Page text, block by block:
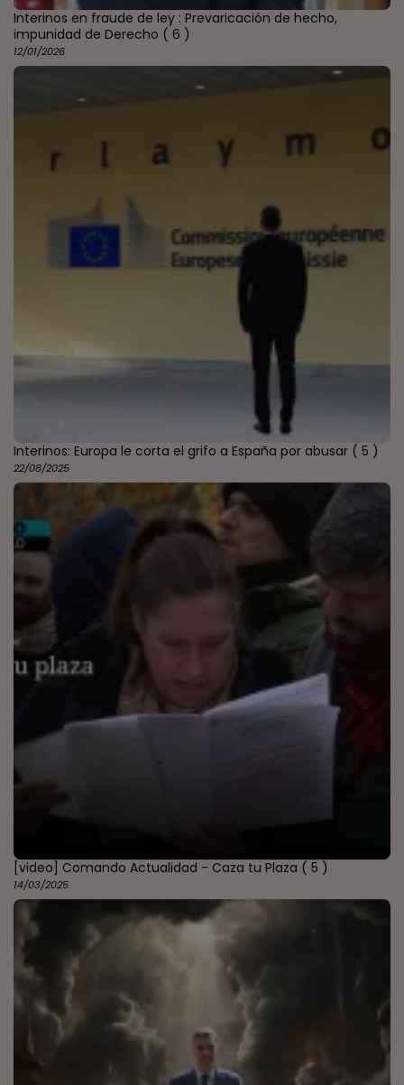
Interinos en fraude de ley : Prevaricación de hecho,
impunidad de Derecho ( 6 )
12/01/2026
Interinos: Europa le corta el grifo a España por abusar ( 5 )
22/08/2025
[video] Comando Actualidad - Caza tu Plaza ( 5 )
14/03/2025